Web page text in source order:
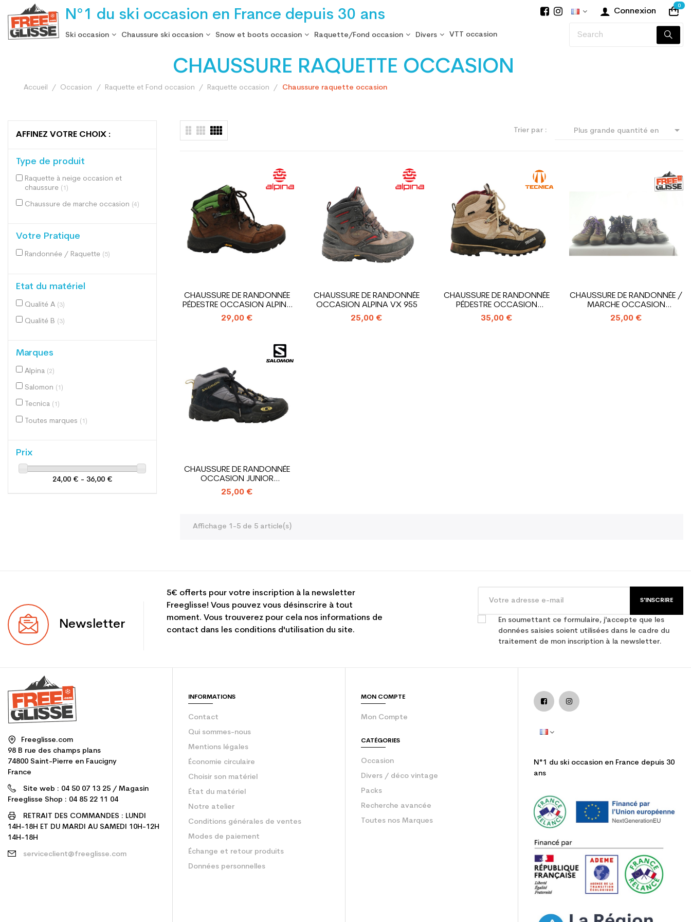
N°1 du ski occasion en France depuis 30 ans Connexion
0
Ski occasion Chaussure ski occasion Snow et boots occasion Raquette/Fond occasion Divers VTT occasion
CHAUSSURE RAQUETTE OCCASION
Accueil Occasion Raquette et Fond occasion Raquette occasion Chaussure raquette occasion
AFFINEZ VOTRE CHOIX :
Type de produit
Raquette à neige occasion et
chaussure (1)
Chaussure de marche occasion (4)
Votre Pratique
Randonnée / Raquette (5)
Etat du matériel
Qualité A (3)
Qualité B (3)
Marques
Alpina (2)
Salomon (1)
Tecnica (1)
Toutes marques (1)
Prix
24,00 € - 36,00 €
Trier par : Plus grande quantité en 
CHAUSSURE DE RANDONNÉE
PÉDESTRE OCCASION ALPINA
STADOR
29,00 €
CHAUSSURE DE RANDONNÉE
OCCASION ALPINA VX 955
25,00 €
CHAUSSURE DE RANDONNÉE
PÉDESTRE OCCASION
TECNICA...
35,00 €
CHAUSSURE DE RANDONNÉE /
MARCHE OCCASION
TOUTES...
25,00 €
CHAUSSURE DE RANDONNÉE
OCCASION JUNIOR
SALOMON
25,00 €
Affichage 1-5 de 5 article(s)
Newsletter
5€ offerts pour votre inscription à la newsletter
Freeglisse! Vous pouvez vous désinscrire à tout
moment. Vous trouverez pour cela nos informations de
contact dans les conditions d'utilisation du site.
S'INSCRIRE
En soumettant ce formulaire, j'accepte que les
données saisies soient utilisées dans le cadre du
traitement de mon inscription à la newsletter.
Freeglisse.com
98 B rue des champs plans
74800 Saint-Pierre en Faucigny
France
Site web : 04 50 07 13 25 / Magasin
Freeglisse Shop : 04 85 22 11 04
RETRAIT DES COMMANDES : LUNDI
14H-18H ET DU MARDI AU SAMEDI 10H-12H
14H-18H
serviceclient@freeglisse.com
INFORMATIONS
Contact
Qui sommes-nous
Mentions légales
Économie circulaire
Choisir son matériel
État du matériel
Notre atelier
Conditions générales de ventes
Modes de paiement
Échange et retour produits
Données personnelles
MON COMPTE
Mon Compte
CATÉGORIES
Occasion
Divers / déco vintage
Packs
Recherche avancée
Toutes nos Marques
N°1 du ski occasion en France depuis 30
ans